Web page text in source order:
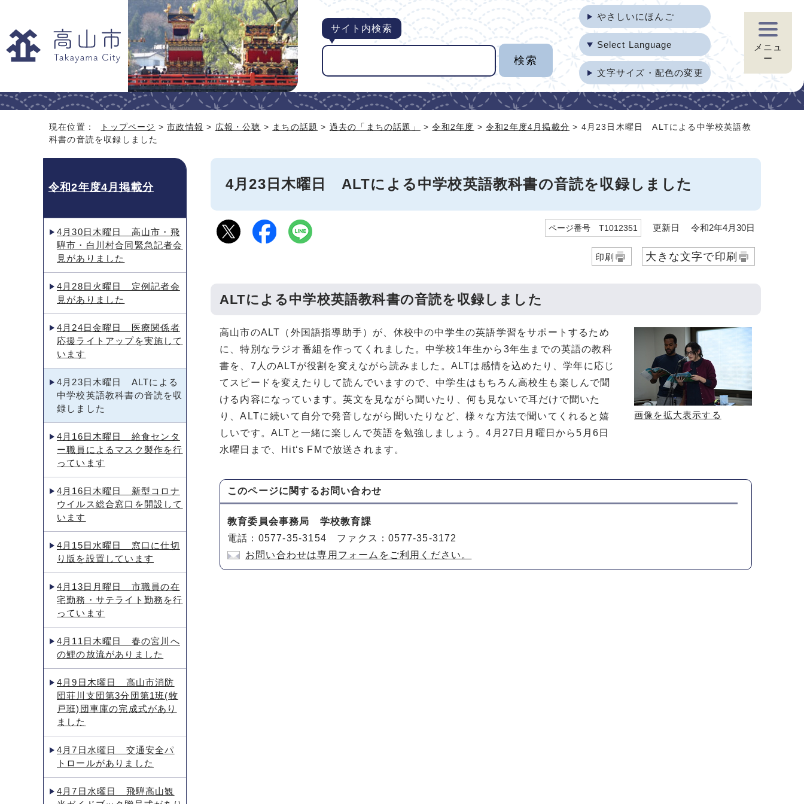
サイト内検索
やさしいにほんご
Select Language
文字サイズ・配色の変更
メニュ
ー
現在位置： トップページ >市政情報 > 広報・公聴 > まちの話題 > 過去の「まちの話題」 >令和2年度 >令和2年度4月掲載分 > 4月23日木曜日 ALTによる中学校英語教
科書の音読を収録しました
4月23日木曜日 ALTによる中学校英語教科書の音読を収録しました
ページ番号 T1012351 更新日 令和2年4月30日
印刷 大きな文字で印刷
ALTによる中学校英語教科書の音読を収録しました
画像を拡大表示する
高山市のALT（外国語指導助手）が、休校中の中学生の英語学習をサポートするため
に、特別なラジオ番組を作ってくれました。中学校1年生から3年生までの英語の教科
書を、7人のALTが役割を変えながら読みました。ALTは感情を込めたり、学年に応じ
てスピードを変えたりして読んでいますので、中学生はもちろん高校生も楽しんで聞
ける内容になっています。英文を見ながら聞いたり、何も見ないで耳だけで聞いた
り、ALTに続いて自分で発音しながら聞いたりなど、様々な方法で聞いてくれると嬉
しいです。ALTと一緒に楽しんで英語を勉強しましょう。4月27日月曜日から5月6日
水曜日まで、Hit‘s FMで放送されます。
このページに関するお問い合わせ
教育委員会事務局 学校教育課
電話：0577-35-3154 ファクス：0577-35-3172
お問い合わせは専用フォームをご利用ください。
令和2年度4月掲載分
4月30日木曜日 高山市・飛
騨市・白川村合同緊急記者会
見がありました
4月28日火曜日 定例記者会
見がありました
4月24日金曜日 医療関係者
応援ライトアップを実施して
います
4月23日木曜日 ALTによる
中学校英語教科書の音読を収
録しました
4月16日木曜日 給食センタ
ー職員によるマスク製作を行
っています
4月16日木曜日 新型コロナ
ウイルス総合窓口を開設して
います
4月15日水曜日 窓口に仕切
り版を設置しています
4月13日月曜日 市職員の在
宅勤務・サテライト勤務を行
っています
4月11日木曜日 春の宮川へ
の鯉の放流がありました
4月9日木曜日 高山市消防
団荘川支団第3分団第1班(牧
戸班)団車庫の完成式があり
ました
4月7日水曜日 交通安全パ
トロールがありました
4月7日水曜日 飛騨高山観